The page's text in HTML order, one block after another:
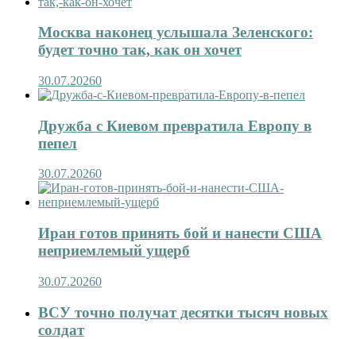
Москва наконец услышала Зеленского:
будет точно так, как он хочет
30.07.20260
Дружба с Киевом превратила Европу в
пепел
30.07.20260
Иран готов принять бой и нанести США
неприемлемый ущерб
30.07.20260
ВСУ точно получат десятки тысяч новых
солдат